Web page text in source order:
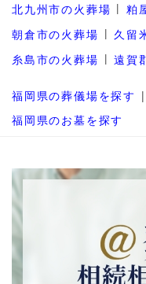
北九州市の火葬場
粕
朝倉市の火葬場
久留
糸島市の火葬場
遠賀
福岡県の葬儀場を探す
福岡県のお墓を探す